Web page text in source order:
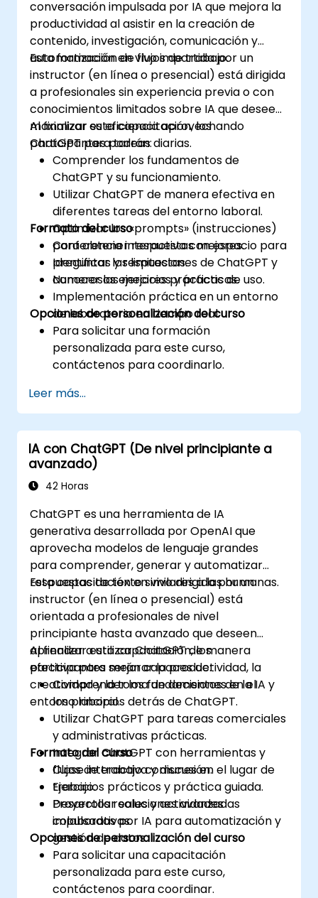
conversación impulsada por IA que mejora la
productividad al asistir en la creación de
contenido, investigación, comunicación y
automatización de flujos de trabajo.
Esta formación en vivo impartida por un
instructor (en línea o presencial) está dirigida
a profesionales sin experiencia previa o con
conocimientos limitados sobre IA que deseen
maximizar su eficiencia aprovechando
ChatGPT para tareas diarias.
Al finalizar esta capacitación, los
participantes podrán:
Comprender los fundamentos de
ChatGPT y su funcionamiento.
Utilizar ChatGPT de manera efectiva en
diferentes tareas del entorno laboral.
Optimizar los «prompts» (instrucciones)
para obtener respuestas mejores.
Identificar las limitaciones de ChatGPT y
conocer las mejores prácticas de uso.
Formato del curso
Conferencia interactiva con espacio para
preguntas y respuestas.
Numerosos ejercicios y prácticas.
Implementación práctica en un entorno
de laboratorio en tiempo real.
Opciones de personalización del curso
Para solicitar una formación
personalizada para este curso,
contáctenos para coordinarlo.
Leer más...
IA con ChatGPT (De nivel principiante a
avanzado)
42 Horas
ChatGPT es una herramienta de IA
generativa desarrollada por OpenAI que
aprovecha modelos de lenguaje grandes
para comprender, generar y automatizar
respuestas de texto similares a las humanas.
Esta capacitación en vivo dirigida por un
instructor (en línea o presencial) está
orientada a profesionales de nivel
principiante hasta avanzado que deseen
aprender a utilizar ChatGPT de manera
efectiva para mejorar la productividad, la
creatividad y la toma de decisiones en el
entorno laboral.
Al finalizar esta capacitación, los
participantes serán capaces de:
Comprender los fundamentos de la IA y
los principios detrás de ChatGPT.
Utilizar ChatGPT para tareas comerciales
y administrativas prácticas.
Integrar ChatGPT con herramientas y
flujos de trabajo comunes en el lugar de
trabajo.
Desarrollar soluciones avanzadas
impulsadas por IA para automatización y
gestión de datos.
Formato del curso
Clase interactiva y discusión.
Ejercicios prácticos y práctica guiada.
Proyectos reales y actividades
colaborativas.
Opciones de personalización del curso
Para solicitar una capacitación
personalizada para este curso,
contáctenos para coordinar.